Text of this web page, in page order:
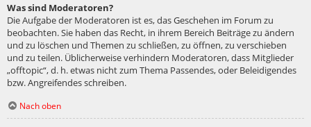
Was sind Moderatoren?
Die Aufgabe der Moderatoren ist es, das Geschehen im Forum zu
beobachten. Sie haben das Recht, in ihrem Bereich Beiträge zu ändern
und zu löschen und Themen zu schließen, zu öffnen, zu verschieben
und zu teilen. Üblicherweise verhindern Moderatoren, dass Mitglieder
„offtopic“, d. h. etwas nicht zum Thema Passendes, oder Beleidigendes
bzw. Angreifendes schreiben.
Nach oben